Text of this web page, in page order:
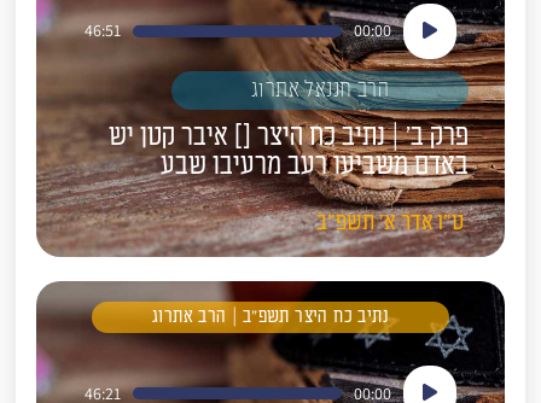
נגן
אודיו
00:00
46:51
הרב חננאל אתרוג
פרק ב' | נתיב כח היצר [] איבר קטן יש
באדם משביעו רעב מרעיבו שבע
ט"ואדר א'תשפ"ב
נתיב כח היצר תשפ"ב | הרב אתרוג
נגן
00:00
46:21